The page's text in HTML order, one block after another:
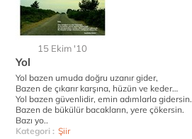
15 Ekim '10
Yol
Yol bazen umuda doğru uzanır gider,
Bazen de çıkarır karşına, hüzün ve keder…
Yol bazen güvenlidir, emin adımlarla gidersin.
Bazen de bükülür bacakların, yere çökersin.
Bazı yo..
Kategori : Şiir